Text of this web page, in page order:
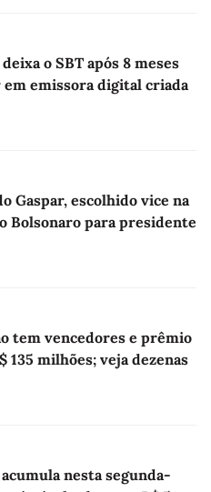
o SBT após 8 meses
emissora digital criada
Gaspar, escolhido vice na
Bolsonaro para presidente
tem vencedores e prêmio
135 milhões; veja dezenas
nesta segunda-